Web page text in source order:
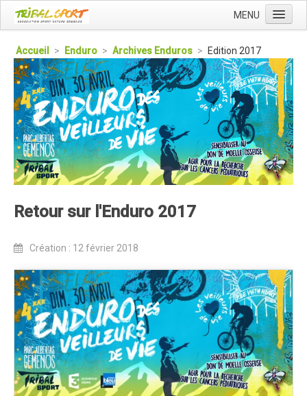
MENU
Qui sommes nous ?
L'Association Tribal
Le Club Tribal VTT
Le Team Tribal
La Newsletter Tribal
Gérer votre abonnement
Consulter les archives
Blog du Club
Présentation
Trips Enduro
Stages Perfectionnement
Séminaires Entreprises
Accueil > Enduro > Archives Enduros > Edition 2017
Retour sur l'Enduro 2017
Création : 12 février 2018